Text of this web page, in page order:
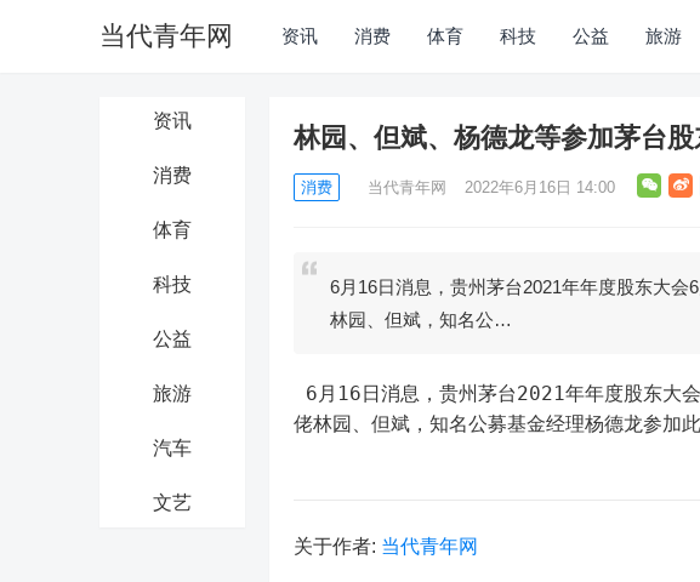
当代青年网 资讯 消费 体育 科技 公益 旅游
资讯
消费
体育
科技
公益
旅游
汽车
文艺
林园、但斌、杨德龙等参加茅台
消费 当代青年网 2022年6月16日 14:00
6月16日消息，贵州茅台2021年年度股东大
林园、但斌，知名公…
佬林园、但斌，知名公募基金经理杨德龙参加此
关于作者: 当代青年网